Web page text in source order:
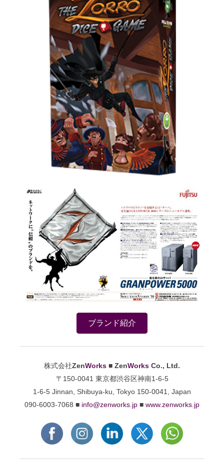
ブランド紹介
株式会社ZenWorks ■ ZenWorks Co., Ltd.
〒150-0041 東京都渋谷区神南1-6-5
1-6-5 Jinnan, Shibuya-ku, Tokyo 150-0041, Japan
090-6003-7068 ■ info@zenworks.jp ■ www.zenworks.jp